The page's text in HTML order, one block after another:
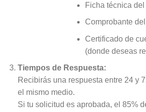
Ficha técnica
Comprobante
Certificado de
(donde deseas
Tiempos de Respuesta:
Recibirás una respuesta entre 24 y
el mismo medio.
Si tu solicitud es aprobada, el 85%